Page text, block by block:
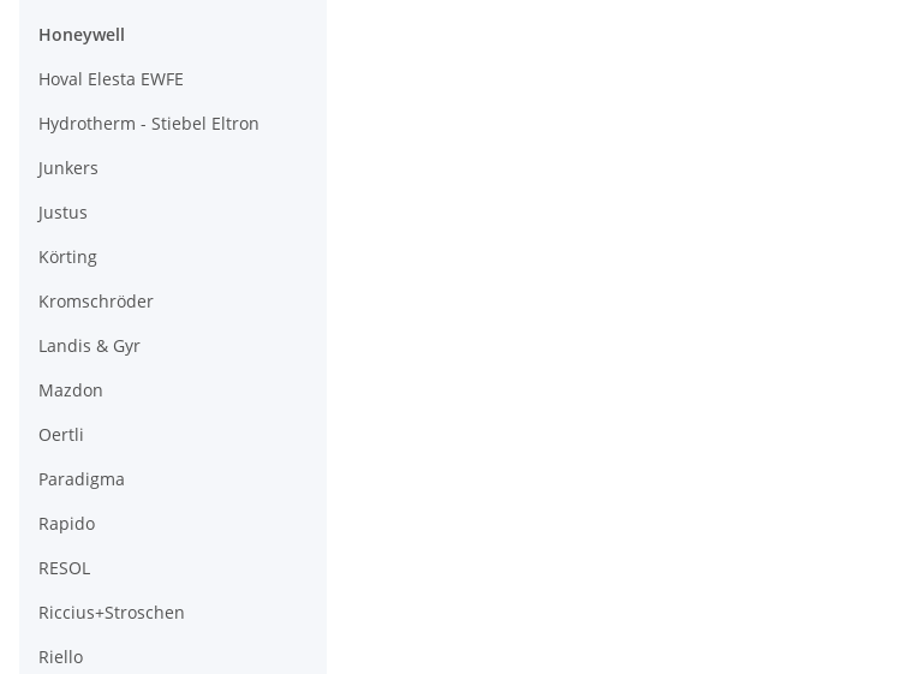
Honeywell
Hoval Elesta EWFE
Hydrotherm - Stiebel Eltron
Junkers
Justus
Körting
Kromschröder
Landis & Gyr
Mazdon
Oertli
Paradigma
Rapido
RESOL
Riccius+Stroschen
Riello